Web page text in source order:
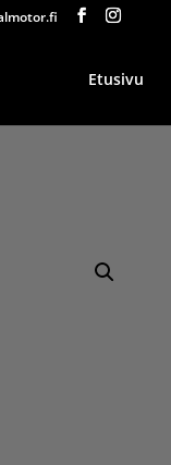
Etusivu